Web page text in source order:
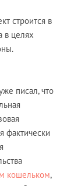
строится в
в целях
писал, что
фактически
кошельком,